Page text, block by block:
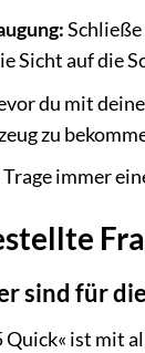
Sicht auf die
du mit
zu
Trage immer
sind für
Quick« ist mit